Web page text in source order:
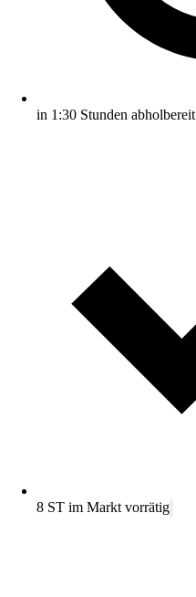
in 1:30 Stunden abholbereit
8 ST im Markt vorrätig